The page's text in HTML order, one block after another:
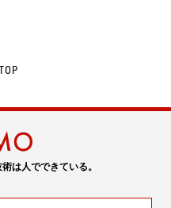
は人でできている。